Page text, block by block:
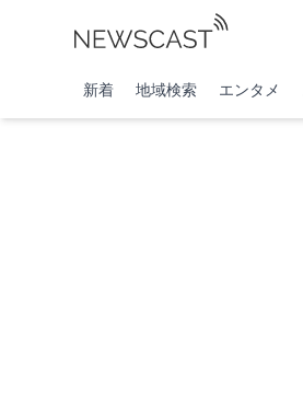
新着 地域検索 エンタメ